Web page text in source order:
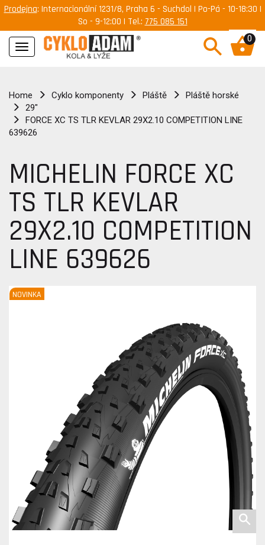
Prodejna: Internacionální 1231/8, Praha 6 - Suchdol | Po-Pá - 10-18:30 |
So - 9-12:00 | Tel.: 775 085 151
Navigace
0
Home Cyklo komponenty Pláště
Pláště horské
29"
FORCE XC TS TLR KEVLAR 29X2.10 COMPETITION LINE
639626
MICHELIN FORCE XC
TS TLR KEVLAR
29X2.10 COMPETITION
LINE 639626
NOVINKA